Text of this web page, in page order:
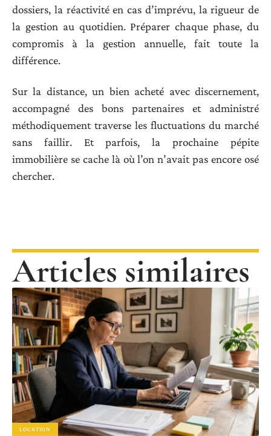
dossiers, la réactivité en cas d’imprévu, la rigueur de
la gestion au quotidien. Préparer chaque phase, du
compromis à la gestion annuelle, fait toute la
différence.
Sur la distance, un bien acheté avec discernement,
accompagné des bons partenaires et administré
méthodiquement traverse les fluctuations du marché
sans faillir. Et parfois, la prochaine pépite
immobilière se cache là où l’on n’avait pas encore osé
chercher.
Articles similaires
LOCATION